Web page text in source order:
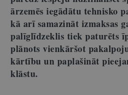
ārzemēs iegādātu tehnisko
kā arī samazināt izmaksas
palīglīdzeklis tiek paturēts
plānots vienkāršot
kārtību un paplašināt
klāstu.